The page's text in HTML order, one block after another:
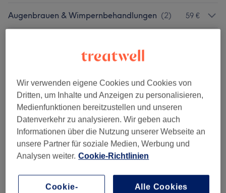
Augenbrauen & Wimpernbehandlungen (2) 59 €
Salonbewertungen
5,0 17 Bewertungen
Ambiente
Sauberkeit
Wir verwenden eigene Cookies und Cookies von
Dritten, um Inhalte und Anzeigen zu personalisieren,
Medienfunktionen bereitzustellen und unseren
Datenverkehr zu analysieren. Wir geben auch
Informationen über die Nutzung unserer Webseite an
unsere Partner für soziale Medien, Werbung und
Analysen weiter. Cookie-Richtlinien
Cookie-
Alle Cookies